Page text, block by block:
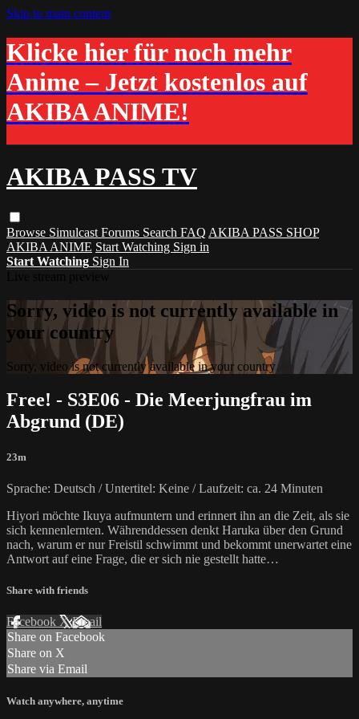
Skip to main content
Klicke hier für noch mehr
Anime – Jetzt kostenlos auf
AKIBA ANIME!
AKIBA PASS TV
Browse Simulcast Forums Search FAQ AKIBA PASS SHOP
AKIBA ANIME Start Watching Sign in
Start Watching Sign In
Sorry, video is not currently available in
your country
Sorry, video is not currently available in your country
Free! - S3E06 - Die Meerjungfrau im
Abgrund (DE)
23m
Sprache: Deutsch / Untertitel: Keine / Laufzeit: ca. 24 Minuten
Hiyori möchte Ikuya aufmuntern und erinnert ihn an die Zeit, als sie
sich kennenlernten. Währenddessen denkt Haruka über den Grund
nach, warum er nur Freistil schwimmt und bekommt unerwartet eine
Antwort auf eine Frage, die er sich nie gestellt hatte…
Share with friends
Facebook XEmail
Share on Facebook
Share on X
Share via Email
Watch anywhere, anytime